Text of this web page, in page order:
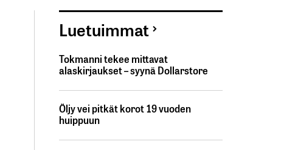
Luetuimmat
Tokmanni tekee mittavat
alaskirjaukset – syynä Dollarstore
Öljy vei pitkät korot 19 vuoden
huippuun